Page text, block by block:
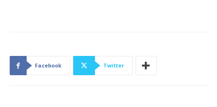
Facebook Twitter